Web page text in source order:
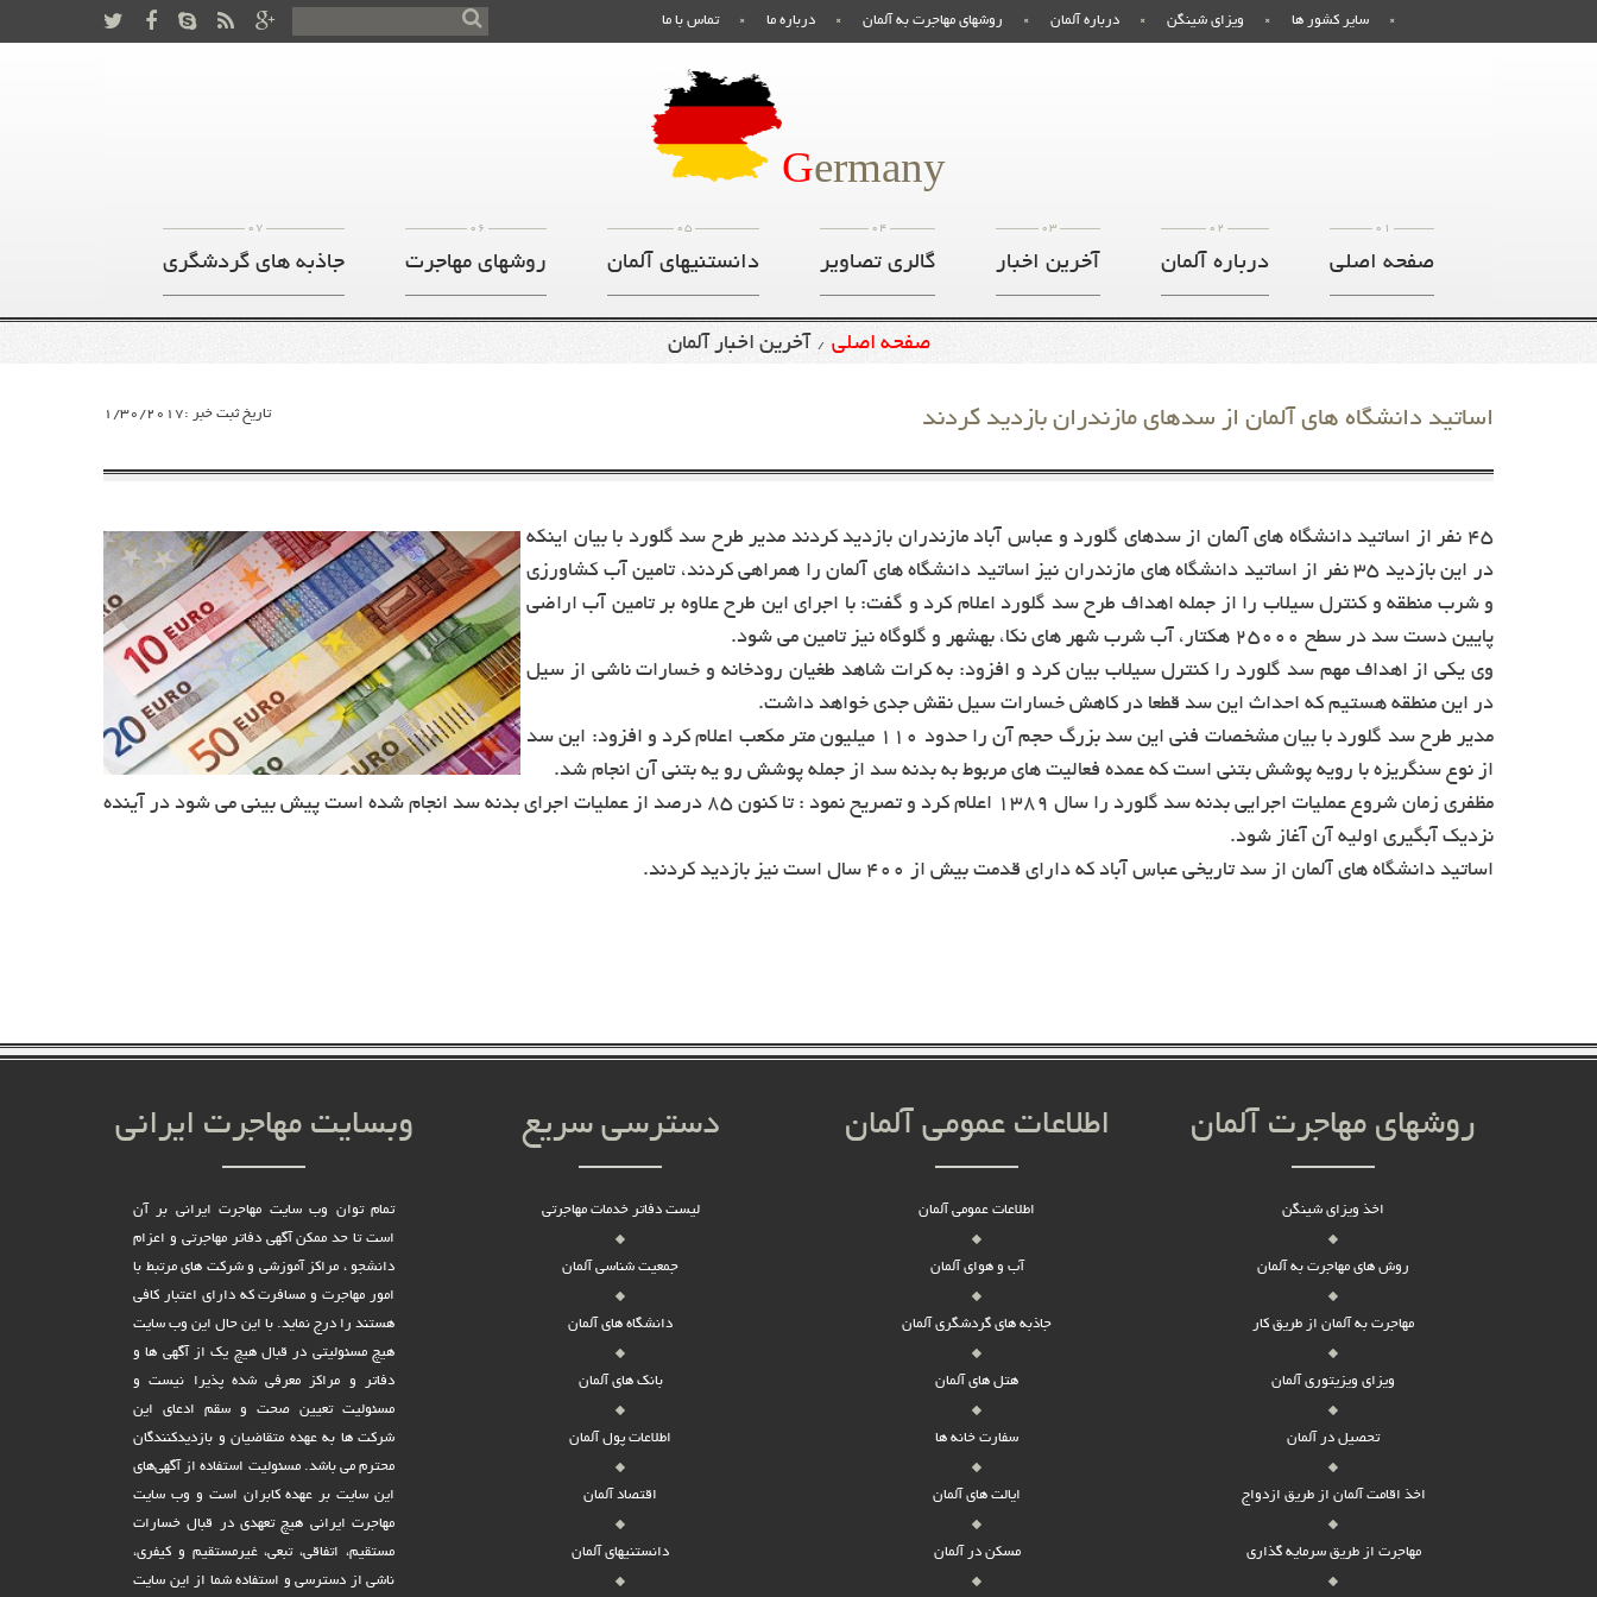
تماس با ما درباره ما روشهای مهاجرت به آلمان درباره آلمان ویزای شینگن سایر کشور ها
Germany
07
جاذبه های گردشگری
06
روشهای مهاجرت
05
دانستنیهای آلمان
04
گالری تصاویر
03
آخرین اخبار
02
درباره آلمان
01
صفحه اصلی
صفحه اصلی / آخرین اخبار آلمان
اساتید دانشگاه های آلمان از سدهای مازندران بازدید کردند تاریخ ثبت خبر :1/30/2017
45 نفر از اساتید دانشگاه های آلمان از سدهای گلورد و عباس آباد مازندران بازدید کردند مدیر طرح سد گلورد با بیان اینکه
در این بازدید 35 نفر از اساتید دانشگاه های مازندران نیز اساتید دانشگاه های آلمان را همراهی کردند، تامین آب کشاورزی
و شرب منطقه و کنترل سیلاب را از جمله اهداف طرح سد گلورد اعلام کرد و گفت: با اجرای این طرح علاوه بر تامین آب اراضی
پایین دست سد در سطح 25000 هکتار، آب شرب شهر های نکا، بهشهر و گلوگاه نیز تامین می شود.
وی یکی از اهداف مهم سد گلورد را کنترل سیلاب بیان کرد و افزود: به کرات شاهد طغیان رودخانه و خسارات ناشی از سیل
در این منطقه هستیم که احداث این سد قطعا در کاهش خسارات سیل نقش جدی خواهد داشت.
مدیر طرح سد گلورد با بیان مشخصات فنی این سد بزرگ حجم آن را حدود 110 میلیون متر مکعب اعلام کرد و افزود: این سد
از نوع سنگریزه با رویه پوشش بتنی است که عمده فعالیت های مربوط به بدنه سد از جمله پوشش رو یه بتنی آن انجام شد.
مظفری زمان شروع عملیات اجرایی بدنه سد گلورد را سال 1389 اعلام کرد و تصریح نمود : تا کنون 85 درصد از عملیات اجرای بدنه سد انجام شده است پیش بینی می شود در آینده
نزدیک آبگیری اولیه آن آغاز شود.
اساتید دانشگاه های آلمان از سد تاریخی عباس آباد که دارای قدمت بیش از 400 سال است نیز بازدید کردند.
وبسایت مهاجرت ایرانی
تمام توان وب سایت مهاجرت ایرانی بر آن
است تا حد ممکن آگهی دفاتر مهاجرتی و اعزام
دانشجو ، مراکز آموزشی و شرکت های مرتبط با
امور مهاجرت و مسافرت که دارای اعتبار کافی
هستند را درج نماید. با این حال این وب سایت
هیچ مسئولیتی در قبال هیچ یک از آگهی ها و
دفاتر و مراکز معرفی شده پذیرا نیست و
مسئولیت تعیین صحت و سقم ادعای این
شرکت ها به عهده متقاضیان و بازدیدکنندگان
محترم می باشد. مسئولیت استفاده از آگهی‌های
این سایت بر عهده کابران است و وب سایت
مهاجرت ایرانی هیچ تعهدى در قبال خسارات
مستقیم، اتفاقى، تبعى، غیرمستقیم و کیفرى،
ناشى از دسترسى و استفاده شما از این سایت
دسترسی سریع
لیست دفاتر خدمات مهاجرتی
جمعیت شناسی آلمان
دانشگاه های آلمان
بانک های آلمان
اطلاعات پول آلمان
اقتصاد آلمان
دانستنیهای آلمان
اطلاعات عمومی آلمان
اطلاعات عمومی آلمان
آب و هوای آلمان
جاذبه های گردشگری آلمان
هتل های آلمان
سفارت خانه ها
ایالت های آلمان
مسکن در آلمان
روشهای مهاجرت آلمان
اخذ ویزای شینگن
روش های مهاجرت به آلمان
مهاجرت به آلمان از طریق کار
ویزای ویزیتوری آلمان
تحصیل در آلمان
اخذ اقامت آلمان از طریق ازدواج
مهاجرت از طریق سرمایه گذاری